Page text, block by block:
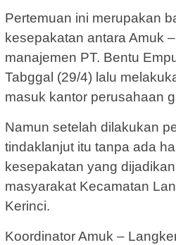
Pertemuan ini merupakan
kesepakatan antara Amuk
manajemen PT. Bentu
Tabggal (29/4) lalu
masuk kantor perusahaan
Namun setelah dilakukan
tindaklanjut itu tanpa ada
kesepakatan yang
masyarakat Kecamatan
Kerinci.
Koordinator Amuk –